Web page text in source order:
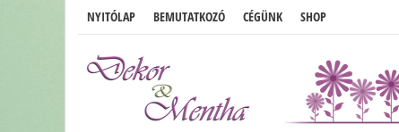
NYITÓLAP BEMUTATKOZÓ CÉGÜNK SHOP